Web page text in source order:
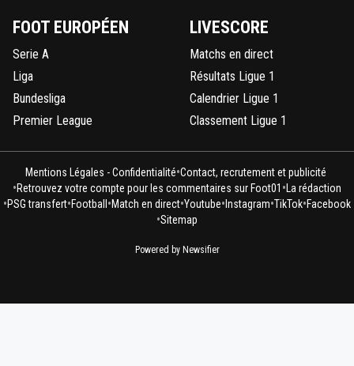
FOOT EUROPÉEN
Serie A
Liga
Bundesliga
Premier League
LIVESCORE
Matchs en direct
Résultats Ligue 1
Calendrier Ligue 1
Classement Ligue 1
Mentions Légales - Confidentialité•Contact, recrutement et publicité
•Retrouvez votre compte pour les commentaires sur Foot01 • La rédaction
•PSG transfert•Football •Match en direct•Youtube• Instagram•TikTok•Facebook
•Sitemap
Powered by Newsifier